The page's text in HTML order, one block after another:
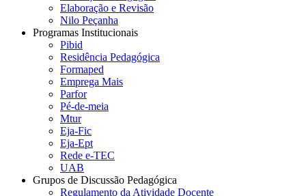
Elaboração e Revisão
Nilo Peçanha
Programas Institucionais
Pibid
Residência Pedagógica
Formaped
Emprega Mais
Parfor
Pé-de-meia
Mtur
Eja-Fic
Eja-Ept
Rede e-TEC
UAB
Grupos de Discussão Pedagógica
Regulamento da Atividade Docente